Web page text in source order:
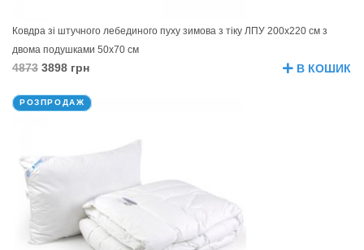
Ковдра зі штучного лебединого пуху зимова з тіку ЛПУ 200х220 см з
двома подушками 50х70 см
4873 3898 грн В КОШИК
РОЗПРОДАЖ